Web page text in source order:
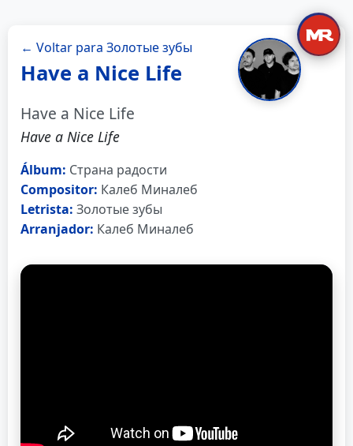
← Voltar para Золотые зубы
Have a Nice Life
Have a Nice Life
Have a Nice Life
Álbum: Страна радости
Compositor: Калеб Миналеб
Letrista: Золотые зубы
Arranjador: Калеб Миналеб